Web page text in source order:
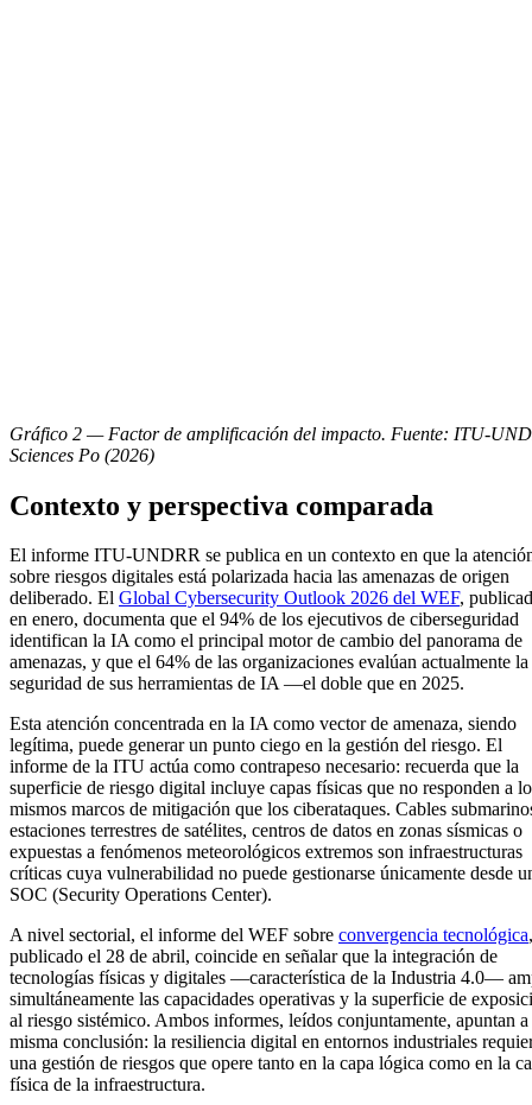
Gráfico 2 — Factor de amplificación del impacto. Fuente: ITU-
Sciences Po (2026)
Contexto y perspectiva comparada
El informe ITU-UNDRR se publica en un contexto en que la
sobre riesgos digitales está polarizada hacia las amenazas de origen
deliberado. El Global Cybersecurity Outlook 2026 del WEF,
en enero, documenta que el 94% de los ejecutivos de ciberseguridad
identifican la IA como el principal motor de cambio del panorama de
amenazas, y que el 64% de las organizaciones evalúan actualmente la
seguridad de sus herramientas de IA —el doble que en 2025.
Esta atención concentrada en la IA como vector de amenaza, siendo
legítima, puede generar un punto ciego en la gestión del riesgo. El
informe de la ITU actúa como contrapeso necesario: recuerda que la
superficie de riesgo digital incluye capas físicas que no responden a
mismos marcos de mitigación que los ciberataques. Cables
estaciones terrestres de satélites, centros de datos en zonas sísmicas o
expuestas a fenómenos meteorológicos extremos son infraestructuras
críticas cuya vulnerabilidad no puede gestionarse únicamente desde
SOC (Security Operations Center).
A nivel sectorial, el informe del WEF sobre convergencia tecnológica,
publicado el 28 de abril, coincide en señalar que la integración de
tecnologías físicas y digitales —característica de la Industria 4.0—
simultáneamente las capacidades operativas y la superficie de
al riesgo sistémico. Ambos informes, leídos conjuntamente, apuntan a
misma conclusión: la resiliencia digital en entornos industriales
una gestión de riesgos que opere tanto en la capa lógica como en la
física de la infraestructura.